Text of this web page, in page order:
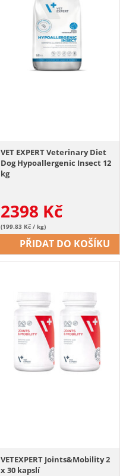
VET EXPERT Veterinary Diet
Dog Hypoallergenic Insect 12
kg
2398 Kč
(199.83 Kč / kg)
PŘIDAT DO KOŠÍKU
VETEXPERT Joints&Mobility 2
x 30 kapslí